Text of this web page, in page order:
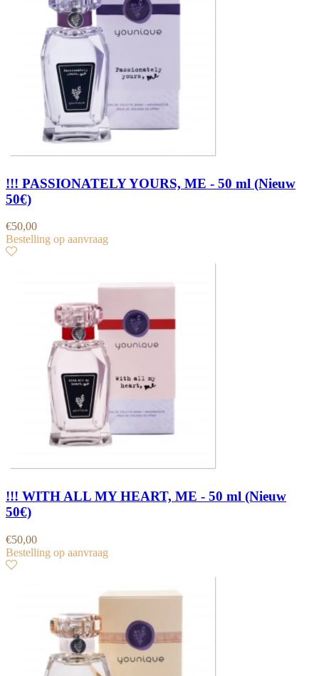
!!! PASSIONATELY YOURS, ME - 50 ml (Nieuw
50€)
€50,00
Bestelling op aanvraag
!!! WITH ALL MY HEART, ME - 50 ml (Nieuw
50€)
€50,00
Bestelling op aanvraag